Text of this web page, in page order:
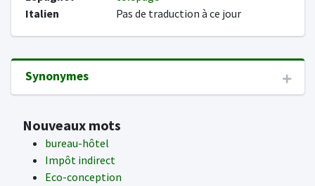
Italien
Pas de traduction à ce jour
Synonymes
Nouveaux mots
bureau-hôtel
Impôt indirect
Eco-conception